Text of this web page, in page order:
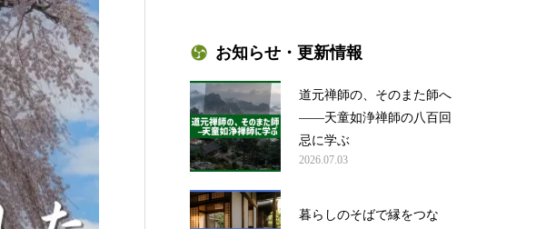
お知らせ・更新情報
道元禅師の、そのまた師へ
——天童如浄禅師の八百回
忌に学ぶ
2026.07.03
暮らしのそばで縁をつな